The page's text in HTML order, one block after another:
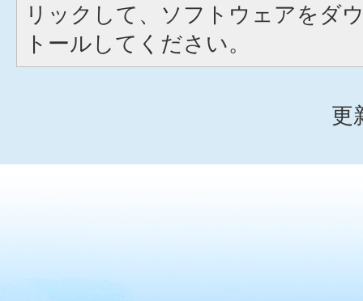
リックして、ソフトウェアをダ
トールしてください。
更